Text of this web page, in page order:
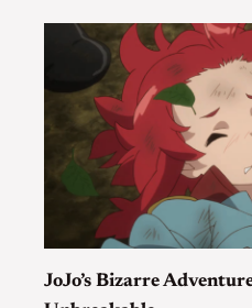
JoJo’s Bizarre